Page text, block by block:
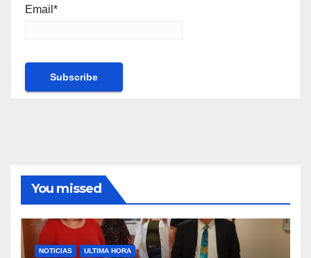
Email*
You missed
NOTICIAS ULTIMA HORA